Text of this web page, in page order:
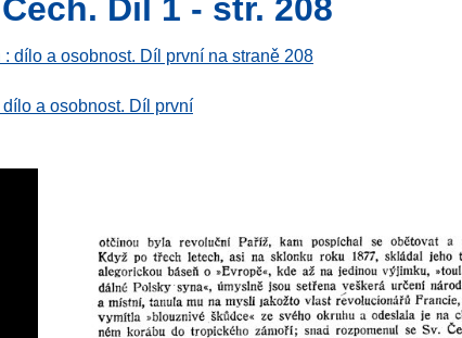
Díl 1 - str. 208
dílo a osobnost. Díl první na straně 208
a osobnost. Díl první